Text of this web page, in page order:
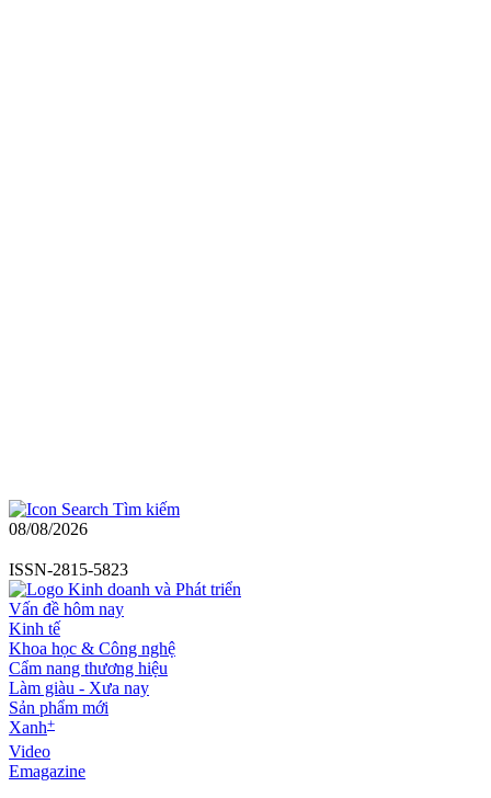
Tìm kiếm
08/08/2026
ISSN-2815-5823
Vấn đề hôm nay
Kinh tế
Khoa học & Công nghệ
Cẩm nang thương hiệu
Làm giàu - Xưa nay
Sản phẩm mới
Xanh+
Video
Emagazine